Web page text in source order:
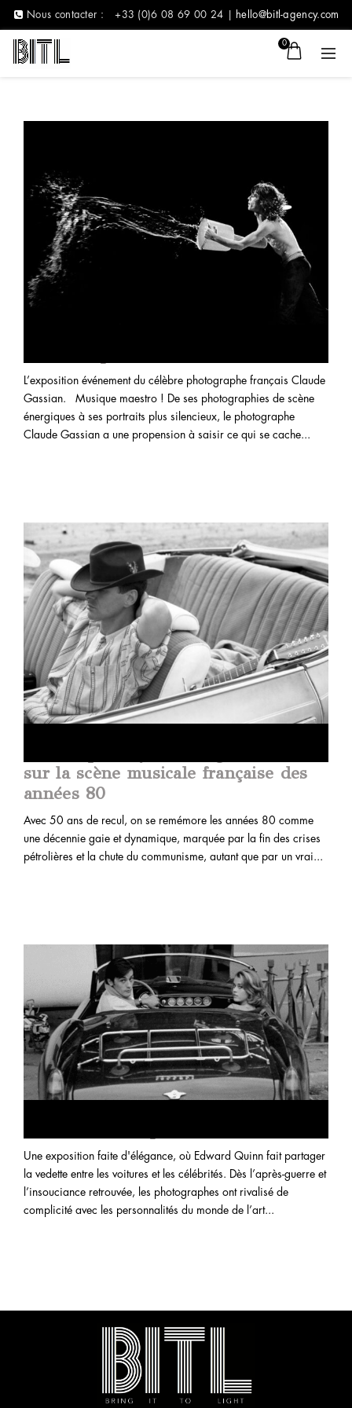
Nous contacter : +33 (0)6 08 69 00 24 | hello@bitl-agency.com
0
L’exposition événement du célèbre photographe français Claude
Gassian. Musique maestro ! De ses photographies de scène
énergiques à ses portraits plus silencieux, le photographe
Claude Gassian a une propension à saisir ce qui se cache...
sur la scène musicale française des
années 80
Avec 50 ans de recul, on se remémore les années 80 comme
une décennie gaie et dynamique, marquée par la fin des crises
pétrolières et la chute du communisme, autant que par un vrai...
Une exposition faite d'élégance, où Edward Quinn fait partager
la vedette entre les voitures et les célébrités. Dès l’après-guerre et
l’insouciance retrouvée, les photographes ont rivalisé de
complicité avec les personnalités du monde de l’art...